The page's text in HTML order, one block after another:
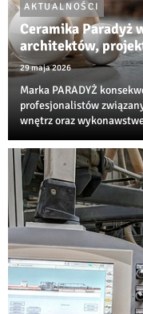
AKTUALNOŚCI
Ceramika Paradyż
architektów,
29 maja 2026
Marka PARADYŻ
profesjonalistów
wnętrz oraz
edukacyjnych w branży